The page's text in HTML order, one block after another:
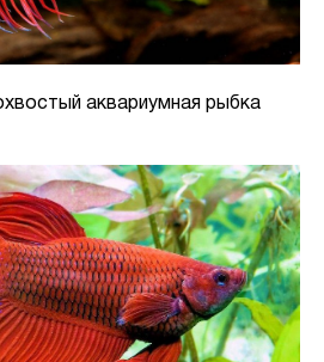
аквариумная рыбка